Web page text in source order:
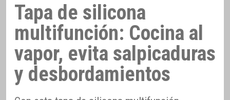
Tapa de silicona
multifunción: Cocina al
vapor, evita salpicaduras
y desbordamientos